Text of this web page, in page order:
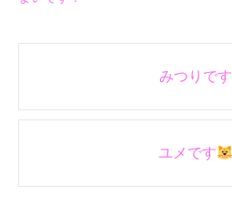
みつりです
ユメです